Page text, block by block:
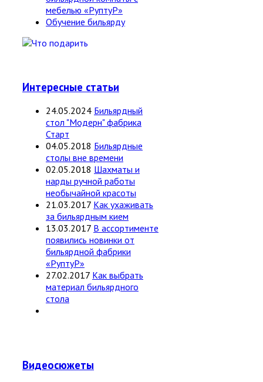
мебелью «РуптуР»
Обучение бильярду
Интересные статьи
24.05.2024 Бильярдный
стол "Модерн" фабрика
Старт
04.05.2018 Бильярдные
столы вне времени
02.05.2018 Шахматы и
нарды ручной работы
необычайной красоты
21.03.2017 Как ухаживать
за бильярдным кием
13.03.2017 В ассортименте
появились новинки от
бильярдной фабрики
«РуптуР»
27.02.2017 Как выбрать
материал бильярдного
стола
Видеосюжеты